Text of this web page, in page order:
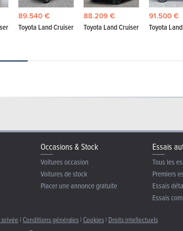
89.540 €
Toyota Land Cruiser
88.209 €
Toyota Land Cruiser
91.500 €
Toyota
Occasions & Stock
Voitures occasion
Voitures de stock
Placer une annonce gratuite
Essais
Tous les
Premiers
Essais
Essais
privée | Conditions générales | Cookies | Droits intellectuels